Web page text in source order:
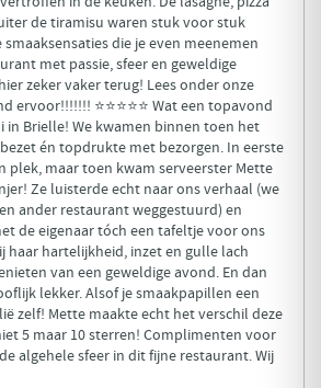
de tiramisu waren stuk voor stuk
die je even meenemen
met passie, sfeer en geweldige
zeker vaker terug! Lees onder onze
ervoor!!!!!!! ⭐️⭐️⭐️⭐️⭐️ Wat een topavond
in Brielle! We kwamen binnen toen het
én topdrukte met bezorgen. In eerste
plek, maar toen kwam serveerster Mette
Ze luisterde echt naar ons verhaal (we
ander restaurant weggestuurd) en
de eigenaar tóch een tafeltje voor ons
haar hartelijkheid, inzet en gulle lach
van een geweldige avond. En dan
lekker. Alsof je smaakpapillen een
zelf! Mette maakte echt het verschil deze
5 maar 10 sterren! Complimenten voor
algehele sfeer in dit fijne restaurant. Wij